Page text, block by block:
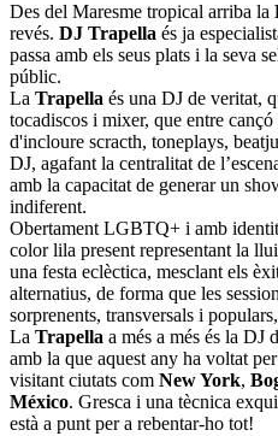
Des del Maresme tropical arriba la
revés. DJ Trapella és ja
passa amb els seus plats i la seva
públic.
La Trapella és una DJ de veritat,
tocadiscos i mixer, que entre
d'incloure scracth, toneplays,
DJ, agafant la centralitat de
amb la capacitat de generar un
indiferent.
Obertament LGBTQ+ i amb
color lila present representant la
una festa eclèctica, mesclant els
alternatius, de forma que les
sorprenents, transversals i
La Trapella a més a més és la DJ
amb la que aquest any ha voltat
visitant ciutats com New York,
México. Gresca i una tècnica
està a punt per a rebentar-ho tot!